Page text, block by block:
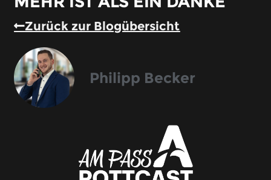
Zurück zur Blogübersicht
Philipp Becker